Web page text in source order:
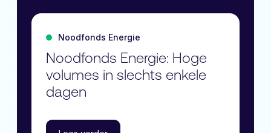
Noodfonds Energie
Noodfonds Energie: Hoge
volumes in slechts enkele
dagen